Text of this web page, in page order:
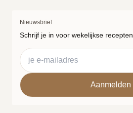
Nieuwsbrief
Schrijf je in voor wekelijkse recepten